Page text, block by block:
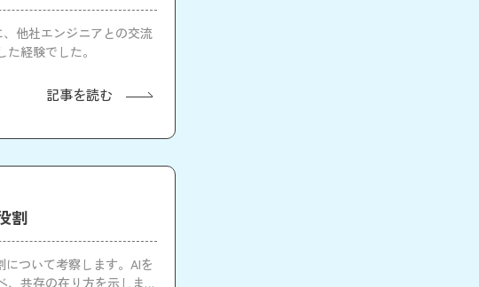
他社エンジニアとの交流
経験でした。
記事を読む
割
ついて考察します。AIを
、共存の在り方を示しま